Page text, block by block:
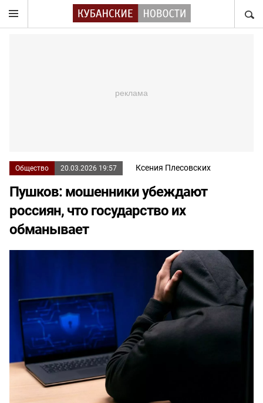
Общество 20.03.2026 19:57 Ксения Плесовских
Пушков: мошенники убеждают
россиян, что государство их
обманывает